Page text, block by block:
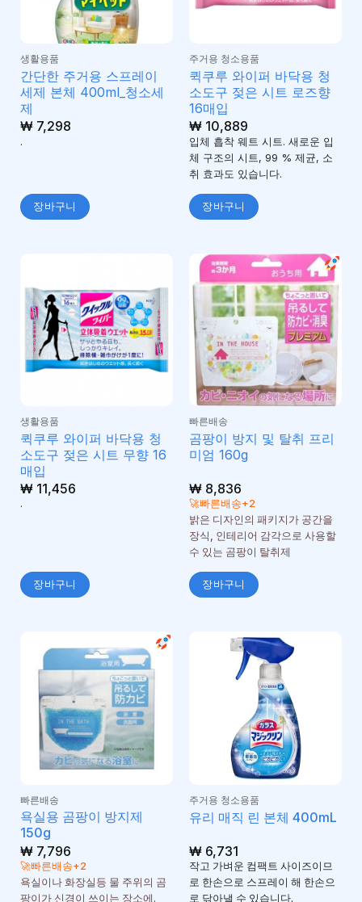
생활용품
간단한 주거용 스프레이
세제 본체 400ml_청소세
제
₩7,298
.
장바구니
주거용 청소용품
퀵쿠루 와이퍼 바닥용 청
소도구 젖은 시트 로즈향
16매입
₩10,889
입체 흡착 웨트 시트. 새로운 입
체 구조의 시트, 99 % 제균, 소
취 효과도 있습니다.
장바구니
생활용품
퀵쿠루 와이퍼 바닥용 청
소도구 젖은 시트 무향 16
매입
₩11,456
.
장바구니
빠른배송
곰팡이 방지 및 탈취 프리
미엄 160g
₩8,836
🚀빠른배송+2
밝은 디자인의 패키지가 공간을
장식, 인테리어 감각으로 사용할
수 있는 곰팡이 탈취제
장바구니
빠른배송
욕실용 곰팡이 방지제
150g
₩7,796
🚀빠른배송+2
욕실이나 화장실등 물 주위의 곰
팡이가 신경이 쓰이는 장소에.
주거용 청소용품
유리 매직 린 본체 400mL
₩6,731
작고 가벼운 컴팩트 사이즈이므
로 한손으로 스프레이 해 한손으
로 닦아낼 수 있습니다.